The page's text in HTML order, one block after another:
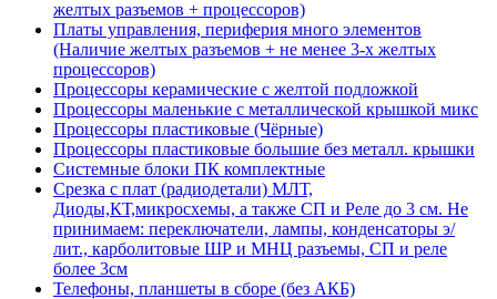
желтых разъемов + процессоров)
Платы управления, периферия много элементов
(Наличие желтых разъемов + не менее 3-х желтых
процессоров)
Процессоры керамические с желтой подложкой
Процессоры маленькие с металлической крышкой микс
Процессоры пластиковые (Чёрные)
Процессоры пластиковые большие без металл. крышки
Системные блоки ПК комплектные
Срезка с плат (радиодетали) МЛТ,
Диоды,КТ,микросхемы, а также СП и Реле до 3 см. Не
принимаем: переключатели, лампы, конденсаторы э/
лит., карболитовые ШР и МНЦ разъемы, СП и реле
более 3см
Телефоны, планшеты в сборе (без АКБ)